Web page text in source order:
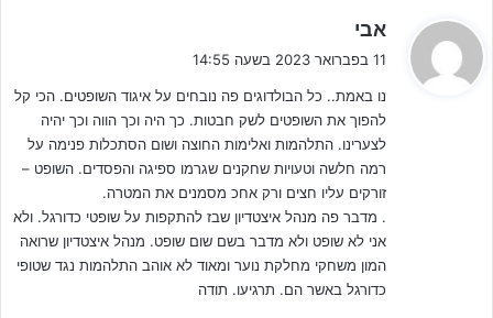
לפרטים נוספים לחצו על הבאנר!!!
בידי אתר ג'וניורליג נמצאים תמונות אשר מחזקות את הקשר לכאורה בין
השופט לאותו מועדון.
תגובת איגוד השופטים: "המקרה המתואר נמצא כעת בטיפול, השופט
זומן לדיון משמעתי, לאחר הדיון נפיק את כל המסקנות והלקחים ונפעל
אבי
ב
11 בפברואר 2023 בשעה 14:55
נו באמת.. כל הבולדוגים פה נובחים על איגוד השופטים. הכי קל
להפוך את השופטים לשק חבטות. כך היה וכך הווה וכך יהיה
לצערינו. התלהמות ואלימות החוצה ושום הסתכלות פנימה על
רמה חלשה וטעויות שחקנים שגרמו ספיגה והפסדים. השופט –
זורקים עליו חצים ורק אחכ מסמנים את המטרה.
. מדבר פה מנהל איצטדיון שבז להתקפות על שופטי כדורגל. ולא
אני לא שופט ולא מדבר בשם שום שופט. מנהל איצטדיון שרואה
המון משחקי מחלקת נוער ומאוד לא אוהב התלהמות נגד שטופי
כדורגל באשר הם. תרגיעו. תודה